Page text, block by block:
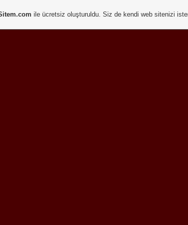
ile ücretsiz oluşturuldu. Siz de kendi web sitenizi